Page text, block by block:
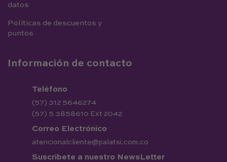
datos
Políticas de descuentos y
puntos
Información de contacto
Teléfono
(57) 312 5646274
(57) 5 3858610 Ext 2042
Correo Electrónico
atencionalcliente@palatsi.com.co
Suscribete a nuestro NewsLetter